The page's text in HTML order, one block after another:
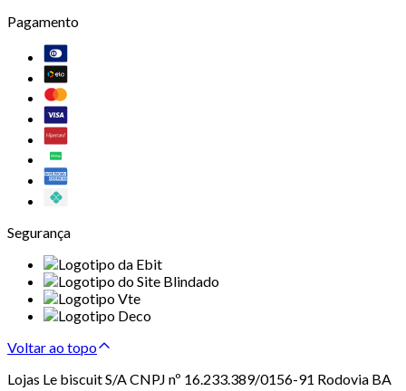
Pagamento
Segurança
Voltar ao topo
Lojas Le biscuit S/A CNPJ nº 16.233.389/0156-91 Rodovia BA